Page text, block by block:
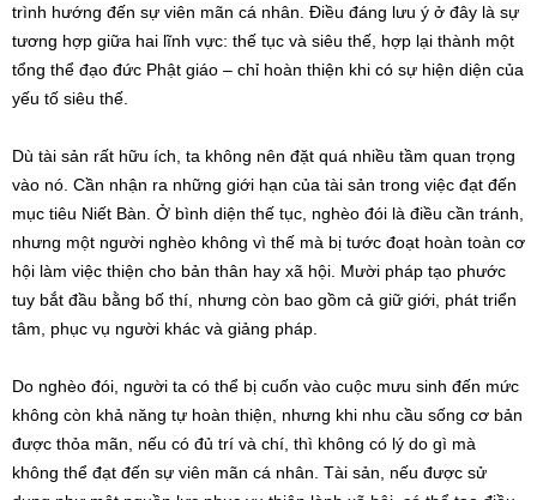
trình hướng đến sự viên mãn cá nhân. Điều đáng lưu ý ở đây là sự
tương hợp giữa hai lĩnh vực: thế tục và siêu thế, hợp lại thành một
tổng thể đạo đức Phật giáo – chỉ hoàn thiện khi có sự hiện diện của
yếu tố siêu thế.
Dù tài sản rất hữu ích, ta không nên đặt quá nhiều tầm quan trọng
vào nó. Cần nhận ra những giới hạn của tài sản trong việc đạt đến
mục tiêu Niết Bàn. Ở bình diện thế tục, nghèo đói là điều cần tránh,
nhưng một người nghèo không vì thế mà bị tước đoạt hoàn toàn cơ
hội làm việc thiện cho bản thân hay xã hội. Mười pháp tạo phước
tuy bắt đầu bằng bố thí, nhưng còn bao gồm cả giữ giới, phát triển
tâm, phục vụ người khác và giảng pháp.
Do nghèo đói, người ta có thể bị cuốn vào cuộc mưu sinh đến mức
không còn khả năng tự hoàn thiện, nhưng khi nhu cầu sống cơ bản
được thỏa mãn, nếu có đủ trí và chí, thì không có lý do gì mà
không thể đạt đến sự viên mãn cá nhân. Tài sản, nếu được sử